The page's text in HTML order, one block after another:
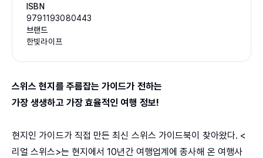
ISBN
9791193080443
브랜드
한빛라이프
스위스 현지를 주름잡는 가이드가 전하는
가장 생생하고 가장 효율적인 여행 정보!
현지인 가이드가 직접 만든 최신 스위스 가이드북이 찾아왔다. <
리얼 스위스>는 현지에서 10년간 여행업계에 종사해 온 여행사